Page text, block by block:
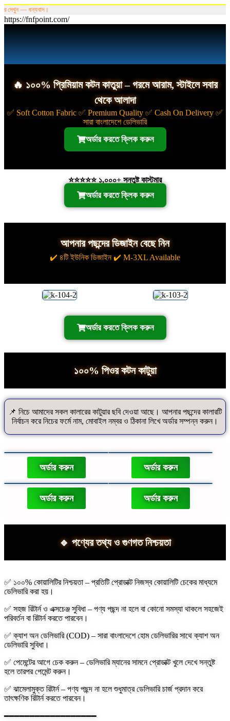
দেখুন — ধন্যবাদ।
https://fnfpoint.com/
🔥 ১০০% প্রিমিয়াম কটন কাতুয়া – গরমে আরাম, স্টাইলে সবার
থেকে আলাদা
✅ Soft Cotton Fabric ✅ Premium Quality ✅ Cash On Delivery ✅
সারা বাংলাদেশে ডেলিভারি
অর্ডার করতে ক্লিক করুন
⭐⭐⭐⭐⭐ ১,০০০+ সন্তুষ্ট কাস্টমার
অর্ডার করতে ক্লিক করুন
আপনার পছন্দের ডিজাইন বেছে নিন
✔️ ৪টি ইউনিক ডিজাইন ✔️ M-3XL Available
অর্ডার করতে ক্লিক করুন
১০০% পিওর কটন কাটুয়া
📌 নিচে আমাদের সকল কালারের কাটুয়ার ছবি দেওয়া আছে। আপনার পছন্দের কালারটি
নির্বাচন করে নিচের ফর্মে নাম, মোবাইল নম্বর ও ঠিকানা লিখে অর্ডার সম্পন্ন করুন।
অর্ডার করুন অর্ডার করুন
অর্ডার করুন অর্ডার করুন
🔹 পণ্যের তথ্য ও গুণগত নিশ্চয়তা
✅ ১০০% কোয়ালিটির নিশ্চয়তা – প্রতিটি প্রোডাক্ট নিজস্ব কোয়ালিটি চেকের মাধ্যমে
ডেলিভারি করা হয়।
✅ সহজ রিটার্ন ও এক্সচেঞ্জ সুবিধা – পণ্য পছন্দ না হলে বা কোনো সমস্যা থাকলে সহজেই
পরিবর্তন বা রিটার্ন করতে পারবেন।
✅ ক্যাশ অন ডেলিভারি (COD) – সারা বাংলাদেশে হোম ডেলিভারির সাথে ক্যাশ অন
ডেলিভারি সুবিধা।
✅ পেমেন্টের আগে চেক করুন – ডেলিভারি ম্যানের সামনে প্রোডাক্ট খুলে দেখে সন্তুষ্ট
হলে তারপর পেমেন্ট করুন।
✅ ঝামেলামুক্ত রিটার্ন – পণ্য পছন্দ না হলে শুধুমাত্র ডেলিভারি চার্জ প্রদান করে
তাৎক্ষণিক রিটার্ন করতে পারবেন।
━━━━━━━━━━━━━━━━━━